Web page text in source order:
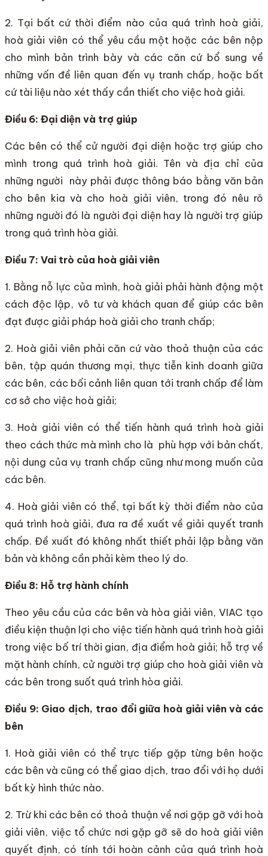
2. Tại bất cứ thời điểm nào của quá trình hoà giải,
hoà giải viên có thể yêu cầu một hoặc các bên nộp
cho mình bản trình bày và các căn cứ bổ sung về
những vấn đề liên quan đến vụ tranh chấp, hoặc bất
cứ tài liệu nào xét thấy cần thiết cho việc hoà giải.
Điều 6: Đại diện và trợ giúp
Các bên có thể cử người đại diện hoặc trợ giúp cho
mình trong quá trình hoà giải. Tên và địa chỉ của
những người này phải được thông báo bằng văn bản
cho bên kia và cho hoà giải viên, trong đó nêu rõ
những người đó là người đại diện hay là người trợ giúp
trong quá trình hòa giải.
Điều 7: Vai trò của hoà giải viên
1. Bằng nỗ lực của mình, hoà giải phải hành động một
cách độc lập, vô tư và khách quan để giúp các bên
đạt được giải pháp hoà giải cho tranh chấp;
2. Hoà giải viên phải căn cứ vào thoả thuận của các
bên, tập quán thương mại, thực tiễn kinh doanh giữa
các bên, các bối cảnh liên quan tới tranh chấp để làm
cơ sở cho việc hoà giải;
3. Hoà giải viên có thể tiến hành quá trình hoà giải
theo cách thức mà mình cho là phù hợp với bản chất,
nội dung của vụ tranh chấp cũng như mong muốn của
các bên.
4. Hoà giải viên có thể, tại bất kỳ thời điểm nào của
quá trình hoà giải, đưa ra đề xuất về giải quyết tranh
chấp. Đề xuất đó không nhất thiết phải lập bằng văn
bản và không cần phải kèm theo lý do.
Điều 8: Hỗ trợ hành chính
Theo yêu cầu của các bên và hòa giải viên, VIAC tạo
điều kiện thuận lợi cho việc tiến hành quá trình hoà giải
trong việc bố trí thời gian, địa điểm hoà giải; hỗ trợ về
mặt hành chính, cử người trợ giúp cho hoà giải viên và
các bên trong suốt quá trình hòa giải.
Điều 9: Giao dịch, trao đổi giữa hoà giải viên và các
bên
1. Hoà giải viên có thể trực tiếp gặp từng bên hoặc
các bên và cũng có thể giao dịch, trao đổi với họ dưới
bất kỳ hình thức nào.
2. Trừ khi các bên có thoả thuận về nơi gặp gỡ với hoà
giải viên, việc tổ chức nơi gặp gỡ sẽ do hoà giải viên
quyết định, có tính tới hoàn cảnh của quá trình hoà